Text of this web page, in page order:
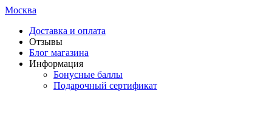
Москва
Доставка и оплата
Отзывы
Блог магазина
Информация
Бонусные баллы
Подарочный сертификат